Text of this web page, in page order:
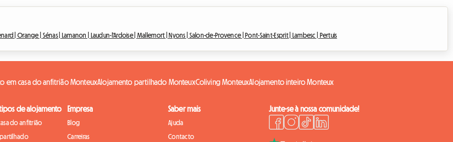
| Orange | Sénas | Lamanon | Laudun-l'Ardoise | Mallemort | Nyons | Salon-de-Provence | Pont-Saint-Esprit | Lambesc | Pertuis
em casa do anfitrião MonteuxAlojamento partilhado MonteuxColiving MonteuxAlojamento inteiro Monteux
de alojamento
do anfitrião
Empresa
Blog
Carreiras
Saber mais
Ajuda
Contacto
Junte-se à nossa comunidade!